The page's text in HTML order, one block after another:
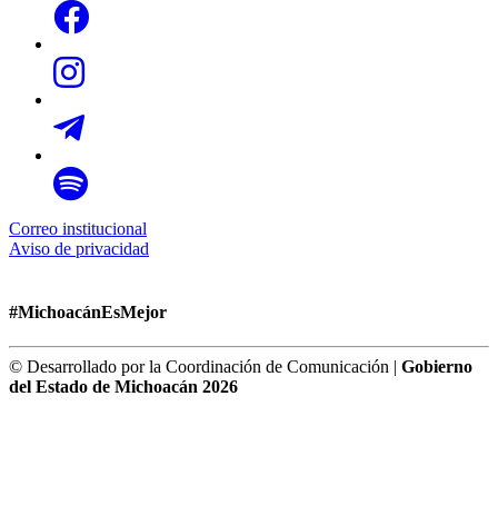
Correo institucional
Aviso de privacidad
#MichoacánEsMejor
© Desarrollado por la Coordinación de Comunicación | Gobierno
del Estado de Michoacán 2026